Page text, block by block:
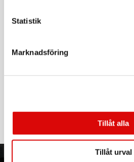
Statistik
Marknadsföring
Tillåt alla
Tillåt urval
Laddningsbart
5703301404